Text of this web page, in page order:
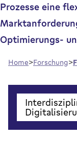
Prozesse eine
Optimierungs-
Home Forschung